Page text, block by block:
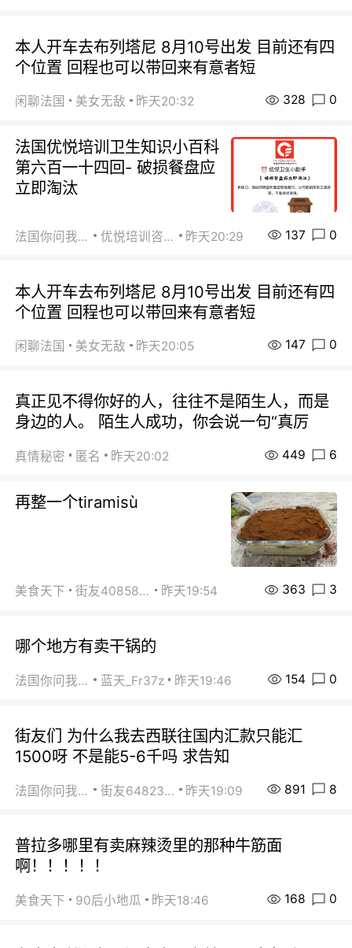
本人开车去布列塔尼 8月10号出发 目前还有四
个位置 回程也可以带回来有意者短
闲聊法国 美女无敌 昨天20:32 328 0
法国优悦培训卫生知识小百科
第六百一十四回- 破损餐盘应
立即淘汰
法国你问我答 优悦培训咨询 昨天20:29 137 0
本人开车去布列塔尼 8月10号出发 目前还有四
个位置 回程也可以带回来有意者短
闲聊法国 美女无敌 昨天20:05 147 0
真正见不得你好的人，往往不是陌生人，而是
身边的人。 陌生人成功，你会说一句“真厉
真情秘密 匿名 昨天20:02 449 6
再整一个tiramisù
美食天下 街友40858442 昨天19:54 363 3
哪个地方有卖干锅的
法国你问我答 蓝天_Fr37z 昨天19:46 154 0
街友们 为什么我去西联往国内汇款只能汇
1500呀 不是能5-6千吗 求告知
法国你问我答 街友64823891 昨天19:09 891 8
普拉多哪里有卖麻辣烫里的那种牛筋面
啊！！！！！
美食天下 90后小地瓜 昨天18:46 168 0